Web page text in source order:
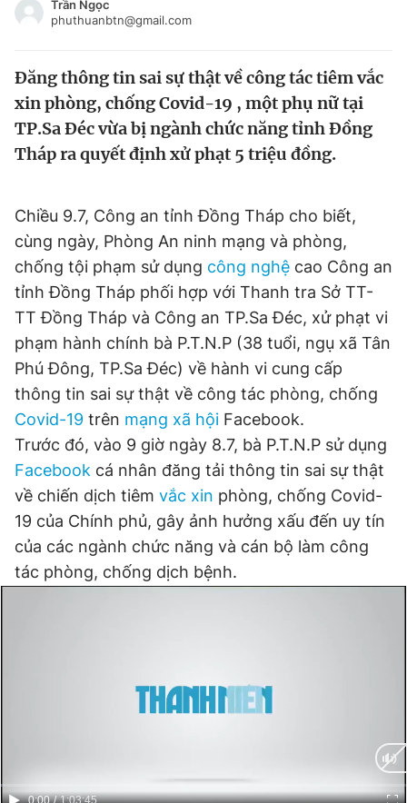
Video Magazine
Sản phẩm khác
Thông tin tòa soạn Liên hệ quảng cáo
Đọc Thanh Niên trên điện thoại
Theo dõi báo trên
Hotline
0906 645 777
Liên hệ quảng cáo
0908 780 404
Phó tổng biên tập: Lâm Hiếu Dũng
Phó tổng biên tập: Trần Việt Hưng
chép dưới mọi hình thức nếu không có sự chấp thuận bằng văn
bản. Phát triển bởi ePi Technologies, JSC.
Đăng xuất
Trần Ngọc
phuthuanbtn@gmail.com
Đăng thông tin sai sự thật về công tác tiêm vắc
xin phòng, chống Covid-19 , một phụ nữ tại
TP.Sa Đéc vừa bị ngành chức năng tỉnh Đồng
Tháp ra quyết định xử phạt 5 triệu đồng.
Chiều 9.7, Công an tỉnh Đồng Tháp cho biết,
cùng ngày, Phòng An ninh mạng và phòng,
chống tội phạm sử dụng công nghệ cao Công an
tỉnh Đồng Tháp phối hợp với Thanh tra Sở TT-
TT Đồng Tháp và Công an TP.Sa Đéc, xử phạt vi
phạm hành chính bà P.T.N.P (38 tuổi, ngụ xã Tân
Phú Đông, TP.Sa Đéc) về hành vi cung cấp
thông tin sai sự thật về công tác phòng, chống
Covid-19 trên mạng xã hội Facebook.
Trước đó, vào 9 giờ ngày 8.7, bà P.T.N.P sử dụng
Facebook cá nhân đăng tải thông tin sai sự thật
về chiến dịch tiêm vắc xin phòng, chống Covid-
19 của Chính phủ, gây ảnh hưởng xấu đến uy tín
của các ngành chức năng và cán bộ làm công
tác phòng, chống dịch bệnh.
Current
0:00 / Duration
1:03:45